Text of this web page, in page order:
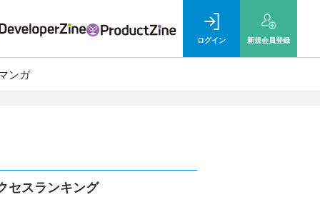
ログイン 新規会員登録
ンガ
セスランキング